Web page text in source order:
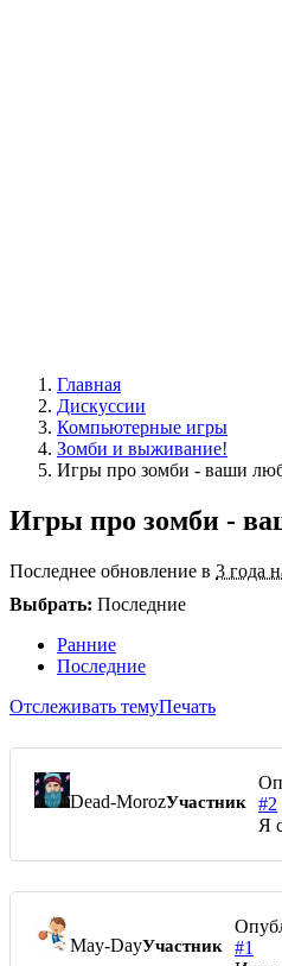
Главная
Дискуссии
Компьютерные игры
Зомби и выживание!
Игры про зомби - ваши
Игры про зомби -
Последнее обновление в 3 года
Выбрать: Последние
Ранние
Последние
Отслеживать темуПечать
Dead-MorozУчастник
#2
Я
May-DayУчастник
#1